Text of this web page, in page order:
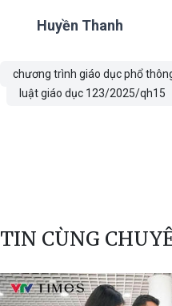
Huyền Thanh
chương trình giáo dục phổ
luật giáo dục 123/2025/qh15
TIN CÙNG